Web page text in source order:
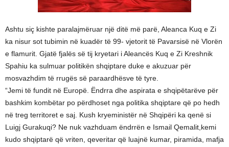
Ashtu siç kishte paralajmëruar një ditë më parë, Aleanca Kuq e Zi
ka nisur sot tubimin në kuadër të 99- vjetorit të Pavarsisë në Vlorën
e flamurit. Gjatë fjalës së tij kryetari i Aleancës Kuq e Zi Kreshnik
Spahiu ka sulmuar politikën shqiptare duke e akuzuar për
mosvazhdim të rrugës së paraardhësve të tyre.
“Jemi të fundit në Europë. Ëndrra dhe aspirata e shqipëtarëve për
bashkim kombëtar po përdhoset nga politika shqiptare që po hedh
në treg territoret e saj. Kush kryeministër në Shqipëri ka qenë si
Luigj Gurakuqi? Ne nuk vazhduam ëndrrën e Ismail Qemalit,kemi
kudo shqiptarë që vriten, qeveritar që luajnë kumar, piramida, mafja